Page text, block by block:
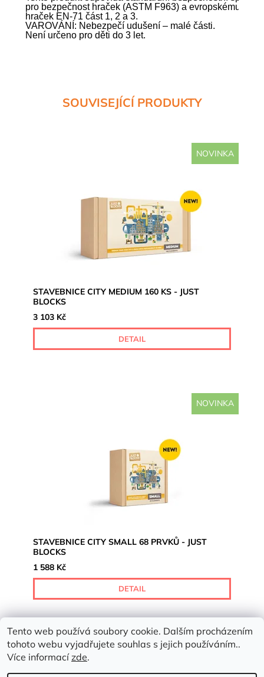
pro bezpečnost hraček (ASTM F963) a evropskému
hraček EN-71 část 1, 2 a 3.
VAROVÁNÍ: Nebezpečí udušení – malé části.
Není určeno pro děti do 3 let.
SOUVISEJÍCÍ PRODUKTY
NOVINKA
STAVEBNICE CITY MEDIUM 160 KS - JUST
BLOCKS
3 103 Kč
DETAIL
NOVINKA
STAVEBNICE CITY SMALL 68 PRVKŮ - JUST
BLOCKS
1 588 Kč
DETAIL
Tento web používá soubory cookie. Dalším procházením
tohoto webu vyjadřujete souhlas s jejich používáním..
Více informacízde.